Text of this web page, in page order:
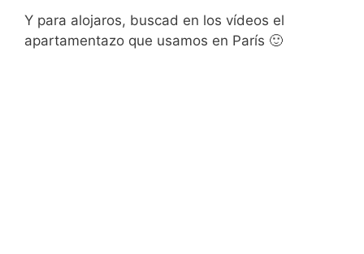
Y para alojaros, buscad en los vídeos el
apartamentazo que usamos en París 🙂